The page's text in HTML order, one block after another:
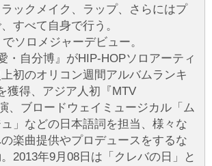
ックメイク、ラップ、さらにはプ
すべて自身で行う。
ソロメジャーデビュー。
・自分博』がHIP-HOPソロアーティ
初のオリコン週間アルバムランキ
獲得、アジア人初『MTV
、ブロードウェイミュージカル「ム
」などの日本語詞を担当、様々な
楽曲提供やプロデュースをするな
2013年9月08日は「クレバの日」と